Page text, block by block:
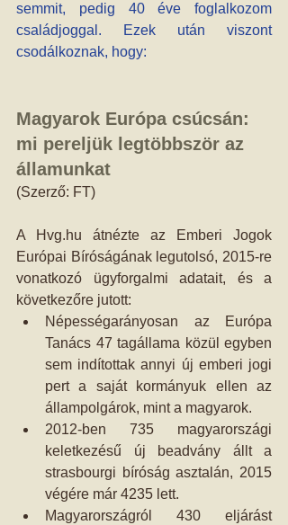
semmit, pedig 40 éve foglalkozom
családjoggal. Ezek után viszont
csodálkoznak, hogy:
Magyarok Európa csúcsán:
mi pereljük legtöbbször az
államunkat
(Szerző: FT)
A Hvg.hu átnézte az Emberi Jogok
Európai Bíróságának legutolsó, 2015-re
vonatkozó ügyforgalmi adatait, és a
következőre jutott:
Népességarányosan az Európa
Tanács 47 tagállama közül egyben
sem indítottak annyi új emberi jogi
pert a saját kormányuk ellen az
állampolgárok, mint a magyarok.
2012-ben 735 magyarországi
keletkezésű új beadvány állt a
strasbourgi bíróság asztalán, 2015
végére már 4235 lett.
Magyarországról 430 eljárást